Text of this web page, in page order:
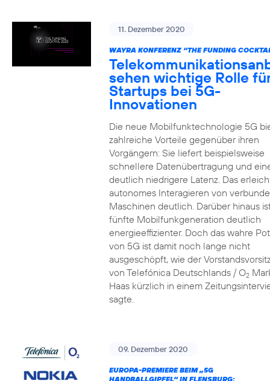
11. Dezember 2020
WAYRA KONFERENZ “THE FUNDING
sehen wichtige Rolle
Startups bei 5G-
Innovationen
Die neue Mobilfunktechnologie 5G
zahlreiche Vorteile gegenüber ihren
Vorgängern: Sie liefert beispielsweise
schnellere Datenübertragung und
deutlich niedrigere Latenz. Das
autonomes Interagieren von
Maschinen deutlich. Darüber hinaus
fünfte Mobilfunkgeneration deutlich
energieeffizienter. Doch das wahre
von 5G ist damit noch lange nicht
ausgeschöpft, wie der
von Telefónica Deutschlands / O2
Haas kürzlich in einem
sagte.
09. Dezember 2020
EUROPA-PREMIERE BEIM „5G
HANDBALLGIPFEL“ IN FLENSBURG: